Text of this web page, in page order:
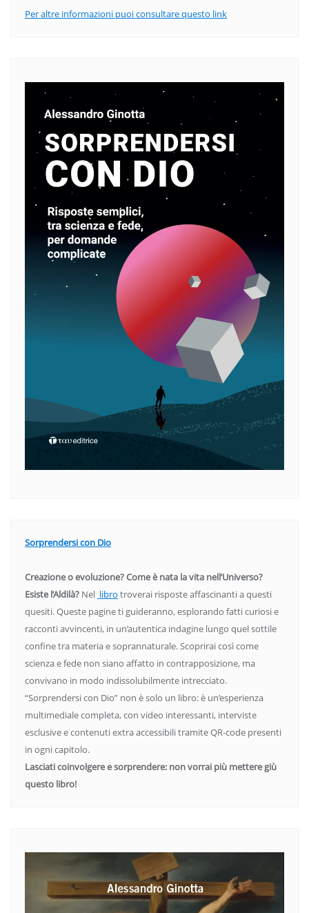
Per altre informazioni puoi consultare questo link
Sorprendersi con Dio
Creazione o evoluzione? Come è nata la vita nell’Universo?
Esiste l’Aldilà? Nel libro troverai risposte affascinanti a questi
quesiti. Queste pagine ti guideranno, esplorando fatti curiosi e
racconti avvincenti, in un’autentica indagine lungo quel sottile
confine tra materia e soprannaturale. Scoprirai così come
scienza e fede non siano affatto in contrapposizione, ma
convivano in modo indissolubilmente intrecciato.
“Sorprendersi con Dio” non è solo un libro: è un’esperienza
multimediale completa, con video interessanti, interviste
esclusive e contenuti extra accessibili tramite QR-code presenti
in ogni capitolo.
Lasciati coinvolgere e sorprendere: non vorrai più mettere giù
questo libro!